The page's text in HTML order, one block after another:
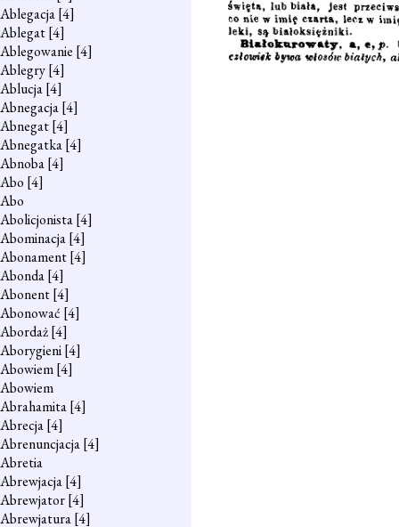
Ablegacja[4]
Ablegat[4]
Ablegowanie [4]
Ablegry[4]
Ablucja[4]
Abnegacja[4]
Abnegat[4]
Abnegatka[4]
Abnoba[4]
Abo [4]
Abo
Abolicjonista[4]
Abominacja[4]
Abonament[4]
Abonda[4]
Abonent[4]
Abonować [4]
Abordaż[4]
Aborygieni[4]
Abowiem[4]
Abowiem
Abrahamita[4]
Abrecja[4]
Abrenuncjacja[4]
Abretia
Abrewjacja[4]
Abrewjator[4]
Abrewjatura[4]